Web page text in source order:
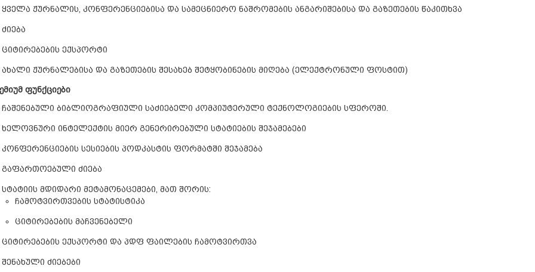
ყველა ჟურნალის, კონფერენციებისა და სამეცნიერო ნაშრომების ანგარიშებისა და გაზეთების წაკითხვა
ძიება
ციტირებების ექსპორტი
ახალი ჟურნალებისა და გაზეთების შესახებ შეტყობინების მიღება (ელექტრონული ფოსტით)
ფუნქციები
ჩაშენებული ბიბლიოგრაფიული საძიებელი კომპიუტერული ტექნოლოგიების სფეროში.
ხელოვნური ინტელექტის მიერ გენერირებული სტატიების შეჯამებები
კონფერენციების სესიების პოდკასტის ფორმატში შეჯამება
გაფართოებული ძიება
სტატიის მდიდარი მეტამონაცემები, მათ შორის:
ჩამოტვირთვების სტატისტიკა
ციტირებების მაჩვენებელი
ციტირებების ექსპორტი და პდფ ფაილების ჩამოტვირთვა
შენახული ძიებები